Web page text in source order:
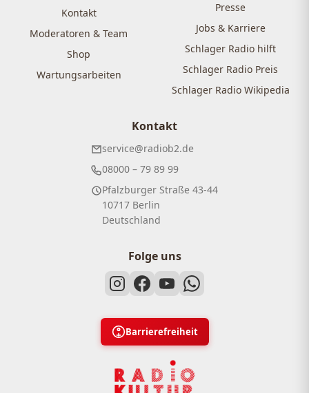
Kontakt
Moderatoren & Team
Shop
Wartungsarbeiten
Presse
Jobs & Karriere
Schlager Radio hilft
Schlager Radio Preis
Schlager Radio Wikipedia
Kontakt
service@radiob2.de
08000 – 79 89 99
Pfalzburger Straße 43-44
10717 Berlin
Deutschland
Folge uns
Barrierefreiheit